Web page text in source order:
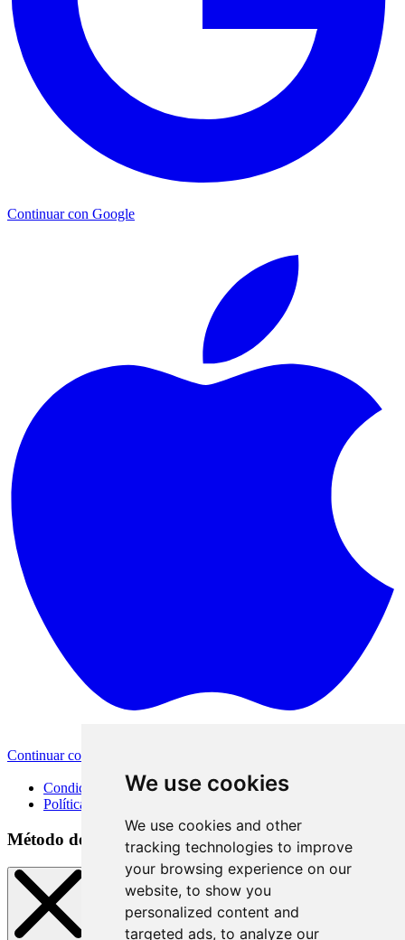
We use cookies
We use cookies and other
tracking technologies to improve
your browsing experience on our
website, to show you
personalized content and
targeted ads, to analyze our
Continuar con Google
Continuar con Apple
Condiciones de uso
Política de privacidad
Método de inicio de sesión